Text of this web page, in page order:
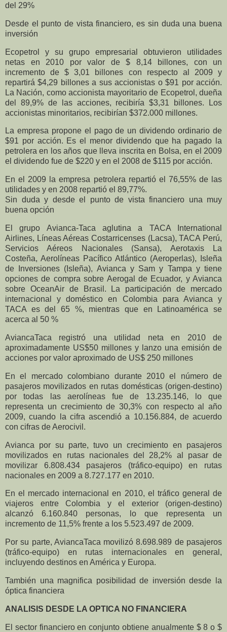
del 29%
Desde el punto de vista financiero, es sin duda una buena
inversión
Ecopetrol y su grupo empresarial obtuvieron utilidades
netas en 2010 por valor de $ 8,14 billones, con un
incremento de $ 3,01 billones con respecto al 2009 y
repartirá $4,29 billones a sus accionistas o $91 por acción.
La Nación, como accionista mayoritario de Ecopetrol, dueña
del 89,9% de las acciones, recibiría $3,31 billones. Los
accionistas minoritarios, recibirían $372.000 millones.
La empresa propone el pago de un dividendo ordinario de
$91 por acción. Es el menor dividendo que ha pagado la
petrolera en los años que lleva inscrita en Bolsa, en el 2009
el dividendo fue de $220 y en el 2008 de $115 por acción.
En el 2009 la empresa petrolera repartió el 76,55% de las
utilidades y en 2008 repartió el 89,77%.
Sin duda y desde el punto de vista financiero una muy
buena opción
El grupo Avianca-Taca aglutina a TACA International
Airlines, Líneas Aéreas Costarricenses (Lacsa), TACA Perú,
Servicios Aéreos Nacionales (Sansa), Aerotaxis La
Costeña, Aerolíneas Pacífico Atlántico (Aeroperlas), Isleña
de Inversiones (Isleña), Avianca y Sam y Tampa y tiene
opciones de compra sobre Aerogal de Ecuador, y Avianca
sobre OceanAir de Brasil. La participación de mercado
internacional y doméstico en Colombia para Avianca y
TACA es del 65 %, mientras que en Latinoamérica se
acerca al 50 %
AviancaTaca registró una utilidad neta en 2010 de
aproximadamente US$50 millones y lanzo una emisión de
acciones por valor aproximado de US$ 250 millones
En el mercado colombiano durante 2010 el número de
pasajeros movilizados en rutas domésticas (origen-destino)
por todas las aerolíneas fue de 13.235.146, lo que
representa un crecimiento de 30,3% con respecto al año
2009, cuando la cifra ascendió a 10.156.884, de acuerdo
con cifras de Aerocivil.
Avianca por su parte, tuvo un crecimiento en pasajeros
movilizados en rutas nacionales del 28,2% al pasar de
movilizar 6.808.434 pasajeros (tráfico-equipo) en rutas
nacionales en 2009 a 8.727.177 en 2010.
En el mercado internacional en 2010, el tráfico general de
viajeros entre Colombia y el exterior (origen-destino)
alcanzó 6.160.840 personas, lo que representa un
incremento de 11,5% frente a los 5.523.497 de 2009.
Por su parte, AviancaTaca movilizó 8.698.989 de pasajeros
(tráfico-equipo) en rutas internacionales en general,
incluyendo destinos en América y Europa.
También una magnifica posibilidad de inversión desde la
óptica financiera
ANALISIS DESDE LA OPTICA NO FINANCIERA
El sector financiero en conjunto obtiene anualmente $ 8 o $